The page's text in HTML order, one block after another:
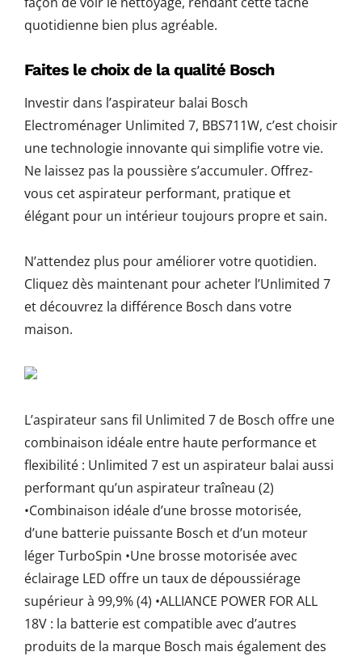
quotidienne bien plus agréable.
Faites le choix de la qualité Bosch
Investir dans l’aspirateur balai Bosch
Electroménager Unlimited 7, BBS711W, c’est choisir
une technologie innovante qui simplifie votre vie.
Ne laissez pas la poussière s’accumuler. Offrez-
vous cet aspirateur performant, pratique et
élégant pour un intérieur toujours propre et sain.
N’attendez plus pour améliorer votre quotidien.
Cliquez dès maintenant pour acheter l’Unlimited 7
et découvrez la différence Bosch dans votre
maison.
L’aspirateur sans fil Unlimited 7 de Bosch offre une
combinaison idéale entre haute performance et
flexibilité : Unlimited 7 est un aspirateur balai aussi
performant qu’un aspirateur traîneau (2)
•Combinaison idéale d’une brosse motorisée,
d’une batterie puissante Bosch et d’un moteur
léger TurboSpin •Une brosse motorisée avec
éclairage LED offre un taux de dépoussiérage
supérieur à 99,9% (4) •ALLIANCE POWER FOR ALL
18V : la batterie est compatible avec d’autres
produits de la marque Bosch mais également des